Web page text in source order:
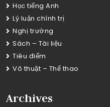
Học tiếng Anh
Lý luận chính trị
Nghị trường
Sách – Tài liệu
Tiêu điểm
Võ thuật – Thể thao
Archives